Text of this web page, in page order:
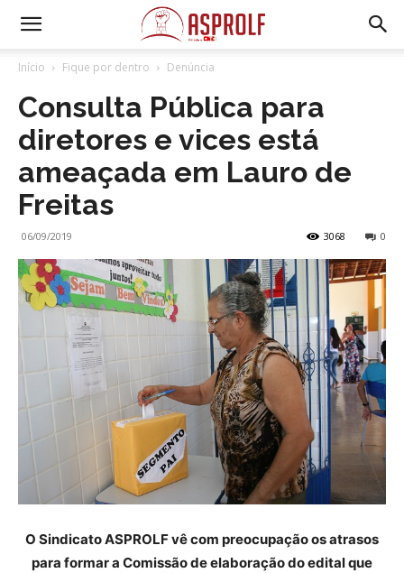
Início Fique por dentro Denúncia
Consulta Pública para
diretores e vices está
ameaçada em Lauro de
Freitas
06/09/2019 0
3068
O Sindicato ASPROLF vê com preocupação os atrasos
para formar a Comissão de elaboração do edital que